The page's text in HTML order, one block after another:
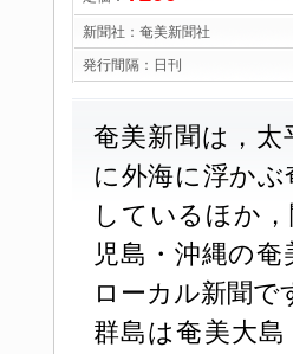
新聞社： 奄美新聞社
発行間隔： 日刊
奄美新聞は，
に外海に浮か
しているほか
児島・沖縄の
ローカル新聞で
群島は奄美大